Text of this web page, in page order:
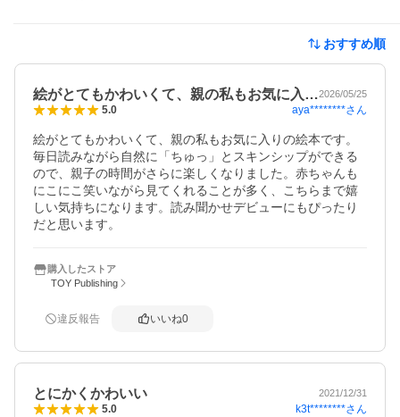
おすすめ順
絵がとてもかわいくて、親の私もお気に入…2026/05/25
5.0 aya********さん
絵がとてもかわいくて、親の私もお気に入りの絵本です。
毎日読みながら自然に「ちゅっ」とスキンシップができる
ので、親子の時間がさらに楽しくなりました。赤ちゃんも
にこにこ笑いながら見てくれることが多く、こちらまで嬉
しい気持ちになります。読み聞かせデビューにもぴったり
だと思います。
購入したストア
TOY Publishing
違反報告 いいね0
とにかくかわいい 2021/12/31
5.0 k3t********さん